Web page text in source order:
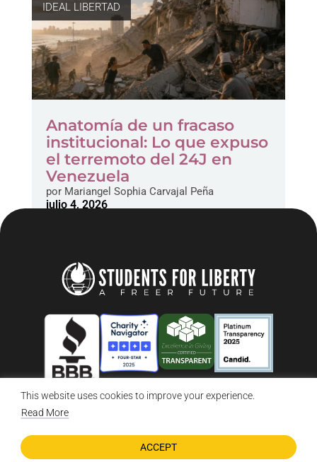
This website uses cookies to improve your experience.
Read More
ACCEPT
IDEAL LIBERTAD
Anatomía de un fracaso
institucional: Lo que expuso
el terremoto del 24J en
Venezuela
porMariangel Sophia Carvajal Peña
julio 4, 2026
© 2026 Students For Liberty, All Rights Reserved
Disclaimer·Terms & Conditions